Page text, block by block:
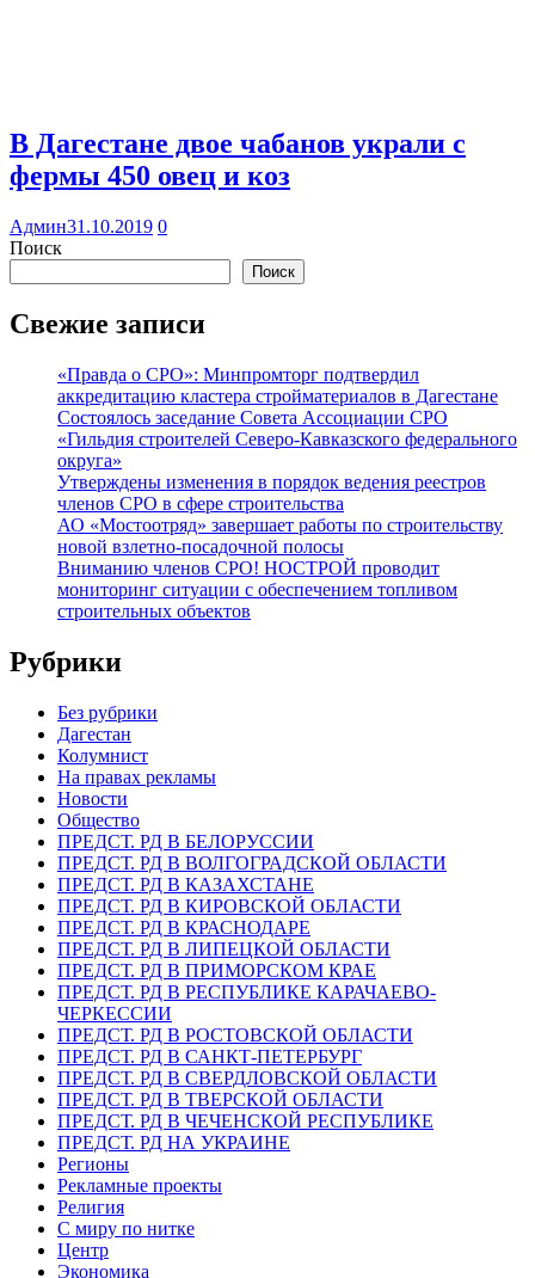
В Дагестане двое чабанов украли с
фермы 450 овец и коз
Админ31.10.2019 0
Поиск
Поиск
Свежие записи
«Правда о СРО»: Минпромторг подтвердил
аккредитацию кластера стройматериалов в Дагестане
Состоялось заседание Совета Ассоциации СРО
«Гильдия строителей Северо-Кавказского федерального
округа»
Утверждены изменения в порядок ведения реестров
членов СРО в сфере строительства
АО «Мостоотряд» завершает работы по строительству
новой взлетно-посадочной полосы
Вниманию членов СРО! НОСТРОЙ проводит
мониторинг ситуации с обеспечением топливом
строительных объектов
Рубрики
Без рубрики
Дагестан
Колумнист
На правах рекламы
Новости
Общество
ПРЕДСТ. РД В БЕЛОРУССИИ
ПРЕДСТ. РД В ВОЛГОГРАДСКОЙ ОБЛАСТИ
ПРЕДСТ. РД В КАЗАХСТАНЕ
ПРЕДСТ. РД В КИРОВСКОЙ ОБЛАСТИ
ПРЕДСТ. РД В КРАСНОДАРЕ
ПРЕДСТ. РД В ЛИПЕЦКОЙ ОБЛАСТИ
ПРЕДСТ. РД В ПРИМОРСКОМ КРАЕ
ПРЕДСТ. РД В РЕСПУБЛИКЕ КАРАЧАЕВО-
ЧЕРКЕССИИ
ПРЕДСТ. РД В РОСТОВСКОЙ ОБЛАСТИ
ПРЕДСТ. РД В САНКТ-ПЕТЕРБУРГ
ПРЕДСТ. РД В СВЕРДЛОВСКОЙ ОБЛАСТИ
ПРЕДСТ. РД В ТВЕРСКОЙ ОБЛАСТИ
ПРЕДСТ. РД В ЧЕЧЕНСКОЙ РЕСПУБЛИКЕ
ПРЕДСТ. РД НА УКРАИНЕ
Регионы
Рекламные проекты
Религия
С миру по нитке
Центр
Экономика